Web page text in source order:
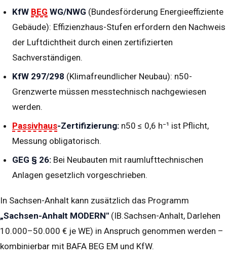
KfW BEG WG/NWG (Bundesförderung Energieeffiziente
Gebäude): Effizienzhaus-Stufen erfordern den Nachweis
der Luftdichtheit durch einen zertifizierten
Sachverständigen.
KfW 297/298 (Klimafreundlicher Neubau): n50-
Grenzwerte müssen messtechnisch nachgewiesen
werden.
Passivhaus-Zertifizierung: n50 ≤ 0,6 h⁻¹ ist Pflicht,
Messung obligatorisch.
GEG § 26: Bei Neubauten mit raumlufttechnischen
Anlagen gesetzlich vorgeschrieben.
In Sachsen-Anhalt kann zusätzlich das Programm
„Sachsen-Anhalt MODERN" (IB.Sachsen-Anhalt, Darlehen
10.000–50.000 € je WE) in Anspruch genommen werden –
kombinierbar mit BAFA BEG EM und KfW.